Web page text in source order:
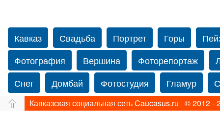
Кавказ Свадьба Портрет Горы
Фотография
Вершина Фоторепортаж
Снег
Домбай Фотостудия Гламур
Путешествие
Перевал Свадьба фото
Кавказская социальная сеть Caucasus.ru © 2012 -